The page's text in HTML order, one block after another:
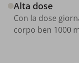
Alta dose
Con la dose
corpo ben 1000